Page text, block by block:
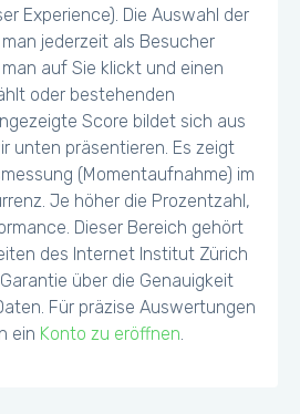
Experience). Die Auswahl der
jederzeit als Besucher
auf Sie klickt und einen
oder bestehenden
Score bildet sich aus
unten präsentieren. Es zeigt
(Momentaufnahme) im
Je höher die Prozentzahl,
Dieser Bereich gehört
des Internet Institut Zürich
über die Genauigkeit
Für präzise Auswertungen
ein Konto zu eröffnen.